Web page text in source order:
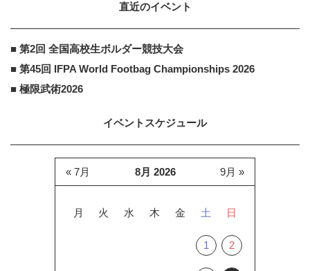
直近のイベント
■ 第2回 全国高校生ボルダー競技大会
■ 第45回 IFPA World Footbag Championships 2026
■ 極限武術2026
イベントスケジュール
8月 2026
月 火 水 木 金 土 日
1 2
« 7月 9月 »